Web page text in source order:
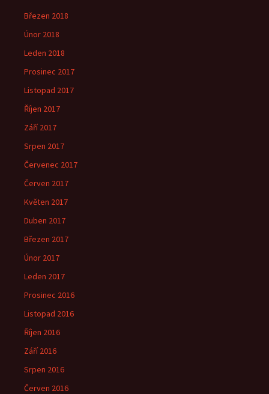
Březen 2018
Únor 2018
Leden 2018
Prosinec 2017
Listopad 2017
Říjen 2017
Září 2017
Srpen 2017
Červenec 2017
Červen 2017
Květen 2017
Duben 2017
Březen 2017
Únor 2017
Leden 2017
Prosinec 2016
Listopad 2016
Říjen 2016
Září 2016
Srpen 2016
Červen 2016